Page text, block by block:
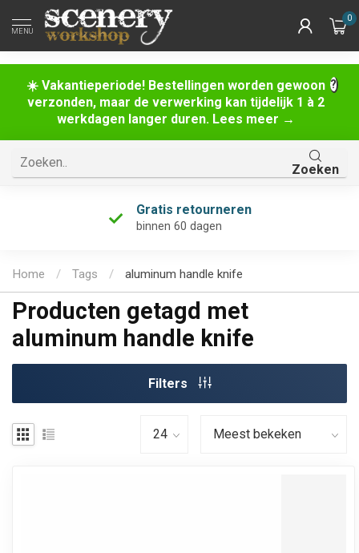
☀️ Vakantieperiode! Bestellingen worden gewoon
verzonden, maar de verwerking kan tijdelijk 1 à 2
werkdagen langer duren. Lees meer →
MENU
0
Zoeken
Gratis retourneren
binnen 60 dagen
Home / Tags / aluminum handle knife
Producten getagd met
aluminum handle knife
Filters